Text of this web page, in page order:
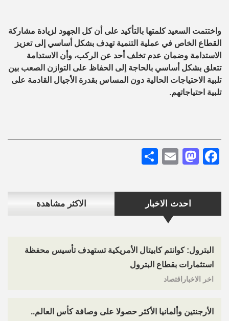
احدث الاخبار الاكثر مشاهدة
البترول: كوانتم كابيتال الأمريكية تستهدف تأسيس محفظة
استثمارات بقطاع البترول
اخر الاخباراقتصاد
الأرجنتين وألمانيا الأكثر حصولا على وصافة كأس العالم..
واختتمت السعيد كلمتها بالتأكيد على أن كل الجهود لزيادة مشاركة
القطاع الخاص في عملية التنمية تهدف بشكل أساسي إلى تعزيز
الاستدامة وضمان عدم تخلف أحد عن الركب، وأن الاستدامة
تتعلق بشكل أساسي بالحاجة إلى الحفاظ على التوازن الصعب بين
تلبية الاحتياجات الحالية دون المساس بقدرة الأجيال القادمة على
تلبية احتياجاتهم.
Facebook
Mastodon
Email